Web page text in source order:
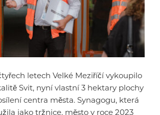
letech Velké Meziříčí vykoupilo
Svit, nyní vlastní 3 hektary plochy
centra města. Synagogu, která
jako tržnice, město v roce 2023